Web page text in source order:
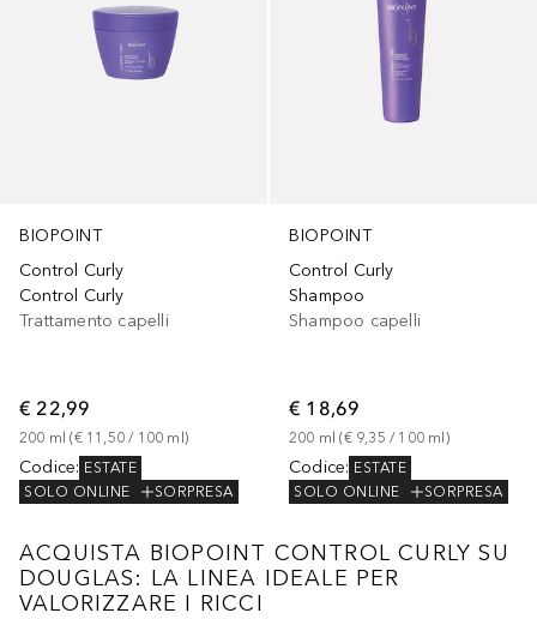
BIOPOINT
Control Curly
Control Curly
Trattamento capelli
€ 22,99
200 ml (€ 11,50 / 100 ml )
Codice: ESTATE
SOLO ONLINE
SORPRESA
BIOPOINT
Control Curly
Shampoo
Shampoo capelli
€ 18,69
200 ml (€ 9,35 / 100 ml )
Codice: ESTATE
SOLO ONLINE
SORPRESA
ACQUISTA BIOPOINT CONTROL CURLY SU
DOUGLAS: LA LINEA IDEALE PER
VALORIZZARE I RICCI